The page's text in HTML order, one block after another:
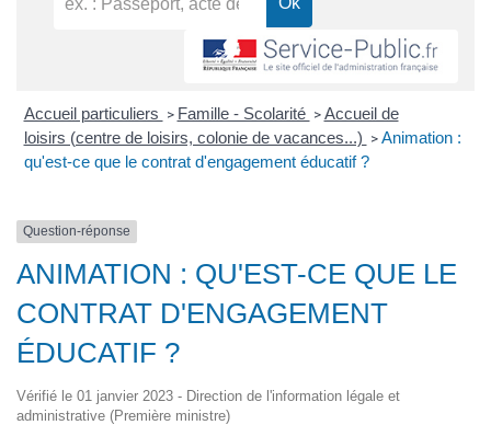
Accueil particuliers > Famille - Scolarité > Accueil de
loisirs (centre de loisirs, colonie de vacances...) > Animation :
qu'est-ce que le contrat d'engagement éducatif ?
Question-réponse
ANIMATION : QU'EST-CE QUE LE
CONTRAT D'ENGAGEMENT
ÉDUCATIF ?
Vérifié le 01 janvier 2023 - Direction de l'information légale et
administrative (Première ministre)